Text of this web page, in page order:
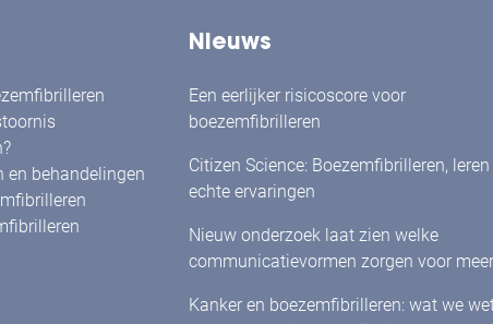
en behandelingen
Nieuws
Een eerlijker risicoscore voor
boezemfibrilleren
Citizen Science: Boezemfibrilleren,
echte ervaringen
Nieuw onderzoek laat zien welke
communicatievormen zorgen voor meer
met boezemfibrilleren
Kanker en boezemfibrilleren: wat we